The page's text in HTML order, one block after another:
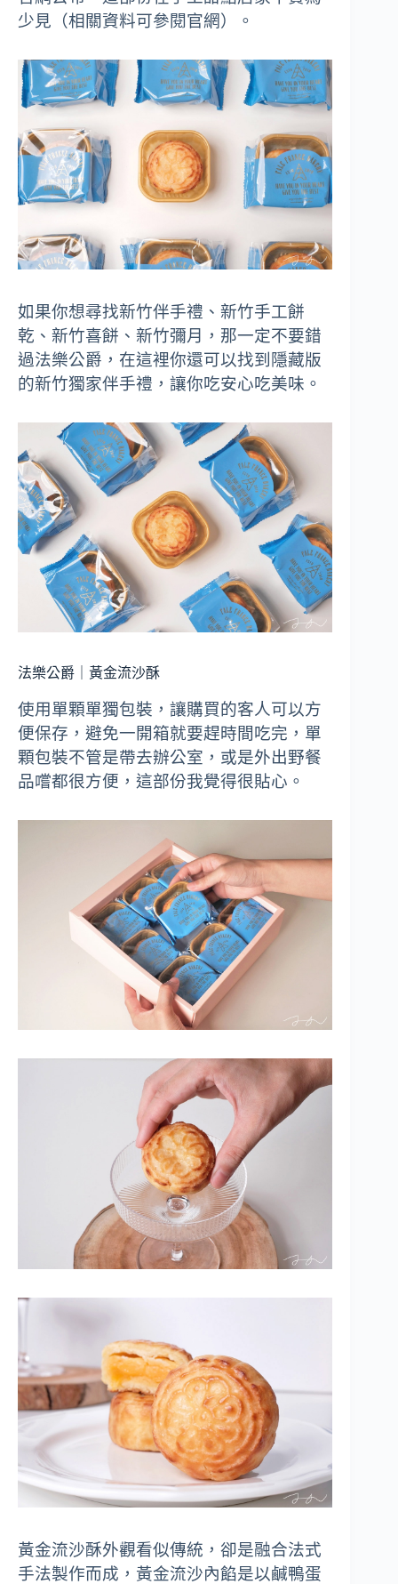
少見（相關資料可參閱官網）。
如果你想尋找新竹伴手禮、新竹手工餅
乾、新竹喜餅、新竹彌月，那一定不要錯
過法樂公爵，在這裡你還可以找到隱藏版
的新竹獨家伴手禮，讓你吃安心吃美味。
法樂公爵｜黃金流沙酥
使用單顆單獨包裝，讓購買的客人可以方
便保存，避免一開箱就要趕時間吃完，單
顆包裝不管是帶去辦公室，或是外出野餐
品嚐都很方便，這部份我覺得很貼心。
黃金流沙酥外觀看似傳統，卻是融合法式
手法製作而成，黃金流沙內餡是以鹹鴨蛋